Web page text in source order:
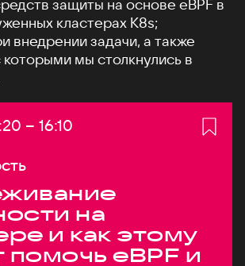
защиты на основе eBPF в
кластерах K8s;
внедрении задачи, а также
которыми мы столкнулись в
– Конец:
16:10
на
и как этому
eBPF и